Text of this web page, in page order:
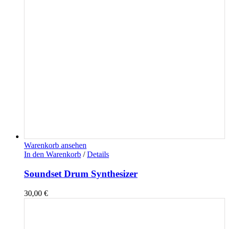
Warenkorb ansehen
In den Warenkorb / Details
Soundset Drum Synthesizer
30,00 €